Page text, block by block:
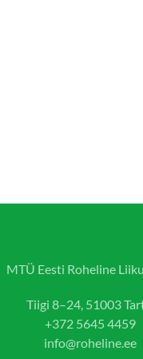
MTÜ Eesti Roheline
Tiigi 8–24, 51003
+372 5645 4459
info@roheline.ee